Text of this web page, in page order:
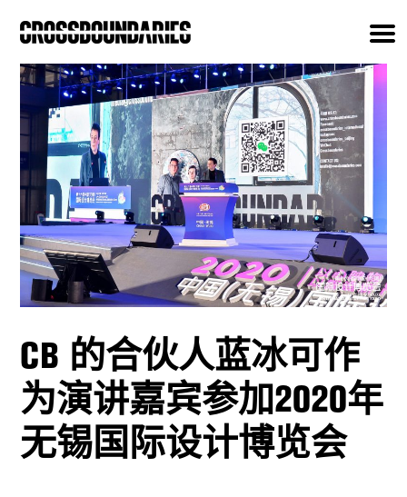
CB 的合伙人蓝冰可作
为演讲嘉宾参加2020年
无锡国际设计博览会